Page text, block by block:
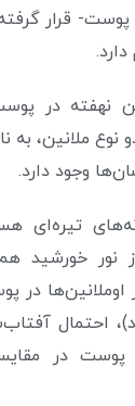
قرار گرفته
نهفته در
ملانین، به
وجود دارد.
نور خورشید
در
احتمال
در